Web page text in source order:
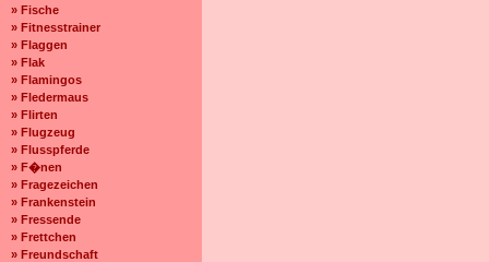
» Fische
» Fitnesstrainer
» Flaggen
» Flak
» Flamingos
» Fledermaus
» Flirten
» Flugzeug
» Flusspferde
» F�nen
» Fragezeichen
» Frankenstein
» Fressende
» Frettchen
» Freundschaft